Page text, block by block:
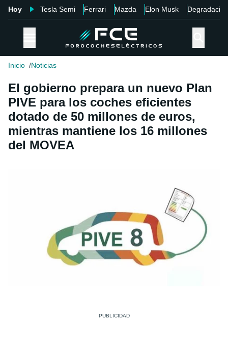
Hoy Tesla Semi Ferrari Mazda Elon Musk Degradación
Inicio Noticias
El gobierno prepara un nuevo Plan
PIVE para los coches eficientes
dotado de 50 millones de euros,
mientras mantiene los 16 millones
del MOVEA